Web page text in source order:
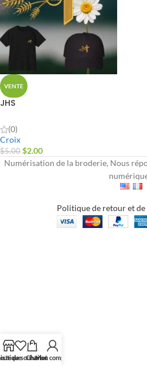
VENTE
JHS
(0)
Croix
$5.00 $2.00
Numérisation de la broderie, Nous
Politique de retour et
de souhaits
Chariot
Mon compte